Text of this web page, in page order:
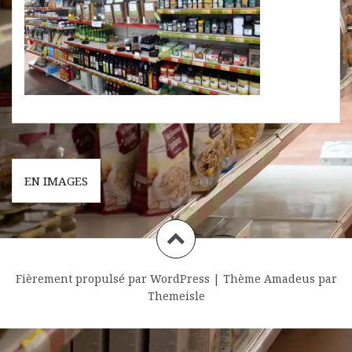
Navigation
de
l’article
EN IMAGES
Fièrement propulsé par WordPress | Thème Amadeus par
Themeisle